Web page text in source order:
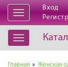
Открыть
навигацию
Вход
Открыть
навигацию
Главная » Женская